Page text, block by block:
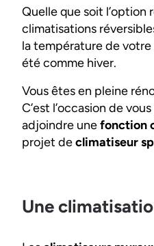
Quelle que soit l’option
climatisations
la température de votre
été comme hiver.
Vous êtes en pleine
C’est l’occasion de
adjoindre unefonction
projet declimatiseur
Une